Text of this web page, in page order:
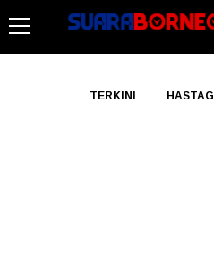
TERKINI HASTAG